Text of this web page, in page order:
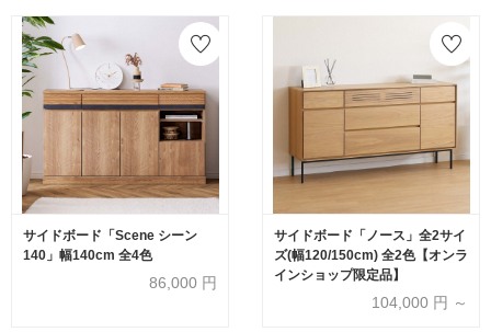
サイドボード「Scene シーン
140」幅140cm 全4色
86,000 円
サイドボード「ノース」全2サイ
ズ(幅120/150cm) 全2色【オンラ
インショップ限定品】
104,000 円 ～